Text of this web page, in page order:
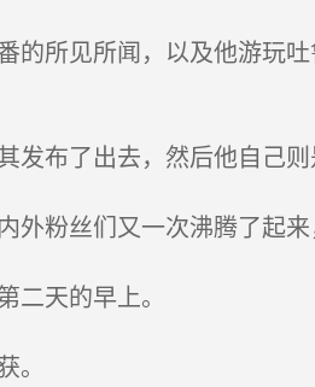
所见所闻，以及他游玩
布了出去，然后他自己则
粉丝们又一次沸腾了起来
天的早上。